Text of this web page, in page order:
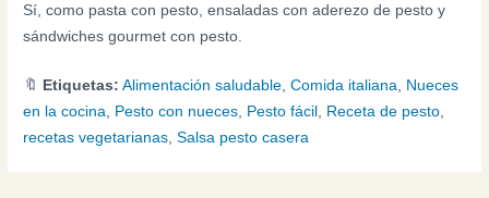
Sí, como pasta con pesto, ensaladas con aderezo de pesto y
sándwiches gourmet con pesto.
🔖 Etiquetas: Alimentación saludable ,Comida italiana
Nueces
en la cocina
Pesto con nueces Pesto fácil Receta de pesto
recetas vegetarianas ,Salsa pesto casera